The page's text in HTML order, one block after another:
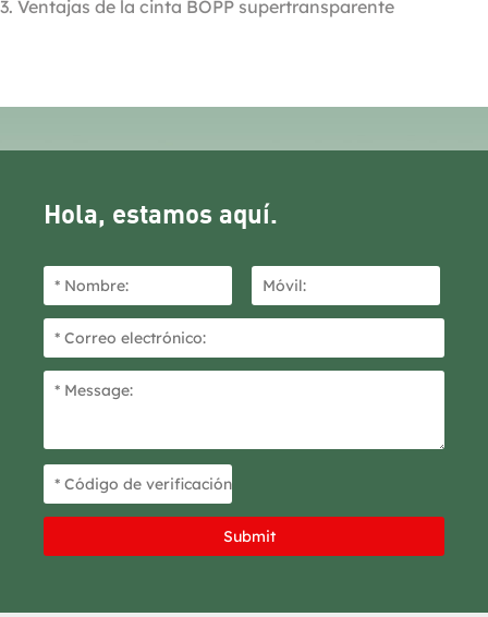
3. Ventajas de la cinta BOPP supertransparente
Hola, estamos aquí.